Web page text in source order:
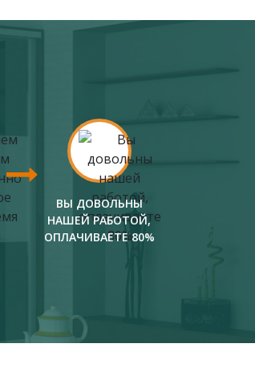
ВЫ ДОВОЛЬНЫ
НАШЕЙ РАБОТОЙ,
ОПЛАЧИВАЕТЕ 80%